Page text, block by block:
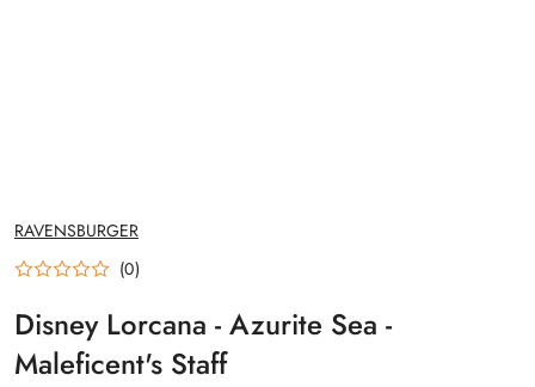
NAZWA
PRODUCENTA:
RAVENSBURGER
(0)
Disney Lorcana - Azurite Sea -
Maleficent's Staff